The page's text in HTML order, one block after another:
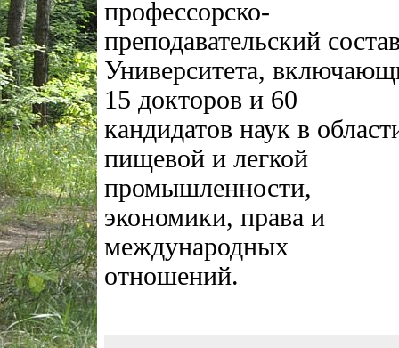
профессорско-
преподавательский
Университета,
15 докторов и 60
кандидатов наук в
пищевой и легкой
промышленности,
экономики, права и
международных
отношений.